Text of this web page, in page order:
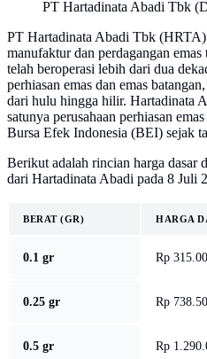
PT Hartadinata Abadi Tbk
PT Hartadinata Abadi Tbk (HRTA)
manufaktur dan perdagangan
telah beroperasi lebih dari dua
perhiasan emas dan emas
dari hulu hingga hilir. Hartadinata
satunya perusahaan perhiasan
Bursa Efek Indonesia (BEI) sejak
Berikut adalah rincian harga dasar
dari Hartadinata Abadi pada 8 Juli
BERAT (GR) HARGA
0.1 gr Rp
0.25 gr Rp
0.5 gr Rp